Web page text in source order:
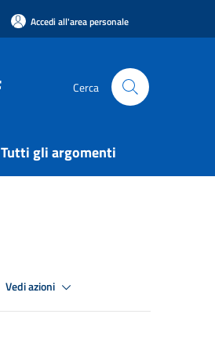
Accedi all'area personale
Cerca
Tutti gli argomenti
Vedi azioni